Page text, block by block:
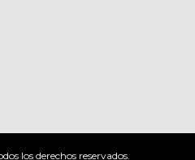
los derechos reservados.